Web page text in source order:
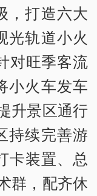
，打造六大
光轨道小火
对旺季客流
小火车发车
升景区通行
持续完善游
卡装置、总
群，配齐休